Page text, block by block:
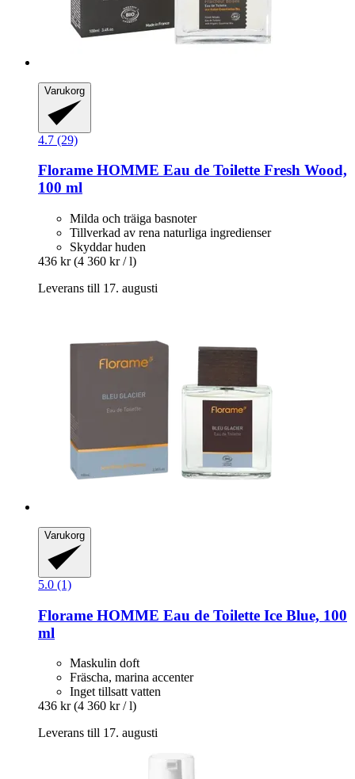
Varukorg
4.7 (29)
Florame HOMME Eau de Toilette Fresh Wood,
100 ml
Milda och träiga basnoter
Tillverkad av rena naturliga ingredienser
Skyddar huden
436 kr (4 360 kr / l)
Leverans till 17. augusti
Varukorg
5.0 (1)
Florame HOMME Eau de Toilette Ice Blue, 100
ml
Maskulin doft
Fräscha, marina accenter
Inget tillsatt vatten
436 kr (4 360 kr / l)
Leverans till 17. augusti